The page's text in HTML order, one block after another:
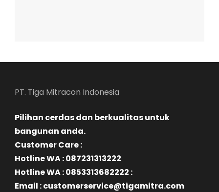
PT. Tiga Mitracon Indonesia
Pilihan cerdas dan berkualitas untuk
bangunan anda.
Customer Care :
Hotline WA : 087231313222
Hotline WA : 0853313682222 :
Email : customerservice@tigamitra.com